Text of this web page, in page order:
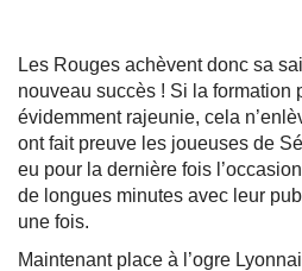
Les Rouges achèvent donc sa
nouveau succès ! Si la formation
évidemment rajeunie, cela
ont fait preuve les joueuses de
eu pour la dernière fois
de longues minutes avec leur
une fois.
Maintenant place à l’ogre